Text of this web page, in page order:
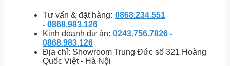
Tư vấn & đặt hàng: 0868.234.551
- 0868.983.126
Kinh doanh dự án: 0243.756.7826 -
0868.983.126
Địa chỉ: Showroom Trung Đức số 321 Hoàng
Quốc Việt - Hà Nội